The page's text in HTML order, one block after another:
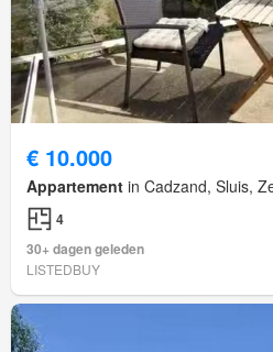
€ 10.000
Appartement in Cadzand, Sluis,
4
30+ dagen geleden
LISTEDBUY